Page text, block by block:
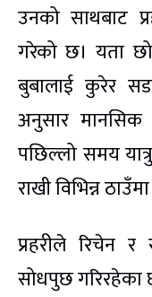
उनको साथबाट
गरेको छ। यता
बुबालाई कुरेर
अनुसार
पछिल्लो समय
राखी विभिन्न
प्रहरीले रिचेन र
सोधपुछ गरिरहेका